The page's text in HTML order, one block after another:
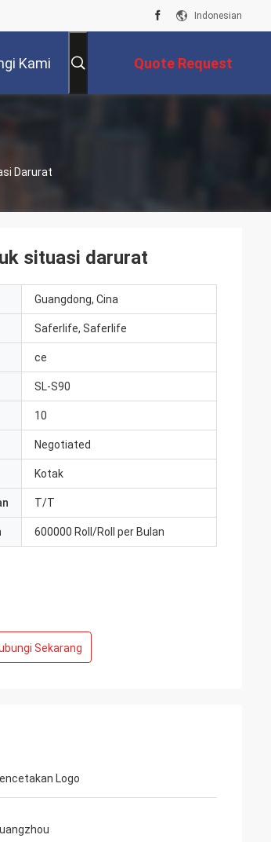
Indonesian
Kami Quote Request
Darurat
situasi darurat
Guangdong, Cina
Saferlife, Saferlife
ce
SL-S90
10
Negotiated
Kotak
T/T
600000 Roll/Roll per Bulan
Sekarang
Logo